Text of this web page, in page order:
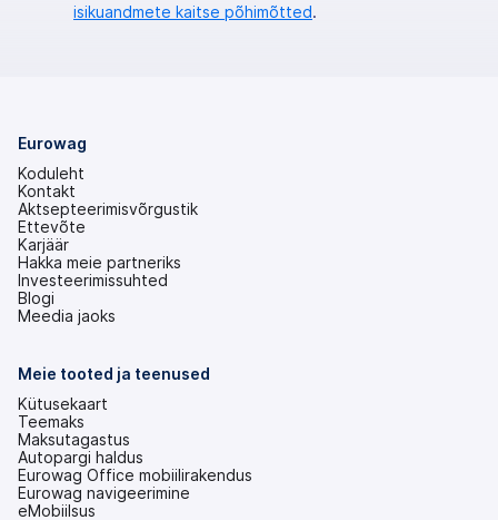
isikuandmete kaitse põhimõtted.
Eurowag
Koduleht
Kontakt
Aktsepteerimisvõrgustik
Ettevõte
Karjäär
Hakka meie partneriks
Investeerimissuhted
(avaneb
uuel
Blogi
Meedia jaoks
Meie tooted ja teenused
Kütusekaart
Teemaks
Maksutagastus
Autopargi haldus
Eurowag Office mobiilirakendus
Eurowag navigeerimine
eMobiilsus